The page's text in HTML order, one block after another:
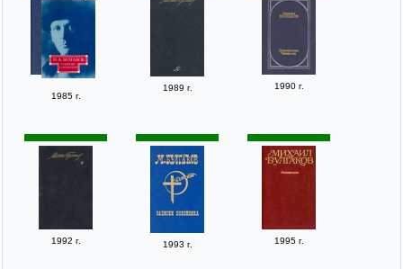
1985 г.
1989 г. 1990 г.
1992 г. 1993 г. 1995 г.